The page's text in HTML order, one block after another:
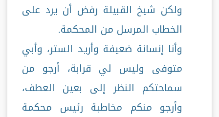
ولكن شيخ القبيلة رفض أن يرد على
الخطاب المرسل من المحكمة.
وأنا إنسانة ضعيفة وأريد الستر، وأبي
متوفى وليس لي قرابة، أرجو من
سماحتكم النظر إلى بعين العطف،
وأرجو منكم مخاطبة رئيس محكمة